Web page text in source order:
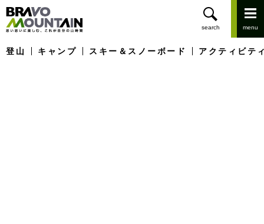
登山 キャンプ スキー＆スノーボード アクティビテ